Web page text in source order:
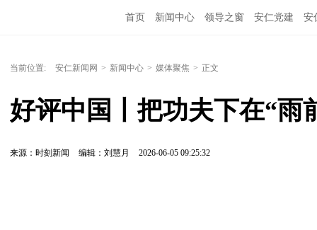
首页 新闻中心 领导之窗 安仁党建 安
当前位置: 安仁新闻网 > 新闻中心 > 媒体聚焦 > 正文
好评中国丨把功夫下在“雨
来源：时刻新闻 编辑：刘慧月 2026-06-05 09:25:32